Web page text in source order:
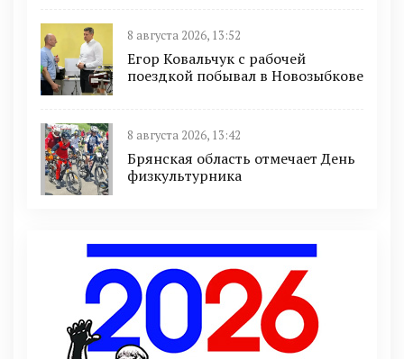
8 августа 2026, 13:52
Егор Ковальчук с рабочей
поездкой побывал в Новозыбкове
8 августа 2026, 13:42
Брянская область отмечает День
физкультурника